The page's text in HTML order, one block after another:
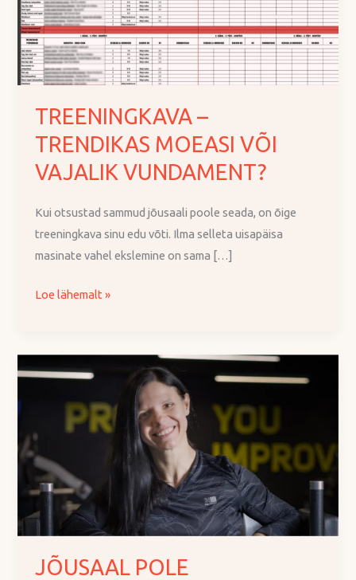
TREENINGKAVA –
TRENDIKAS MOEASI VÕI
VAJALIK VUNDAMENT?
Kui otsustad sammud jõusaali poole seada, on õige
treeningkava sinu edu võti. Ilma selleta uisapäisa
masinate vahel ekslemine on sama […]
VAJALIK
VUNDAMENT?
Loe lähemalt »
JÕUSAAL POLE
KOSMOSELAEV
JUHISED
TREENINGUTEGA
ALUSTAMISEKS